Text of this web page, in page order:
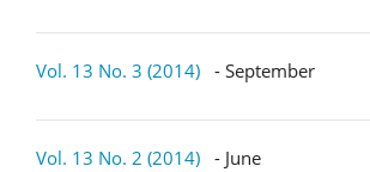
Vol. 13 No. 3 (2014) - September
Vol. 13 No. 2 (2014) - June